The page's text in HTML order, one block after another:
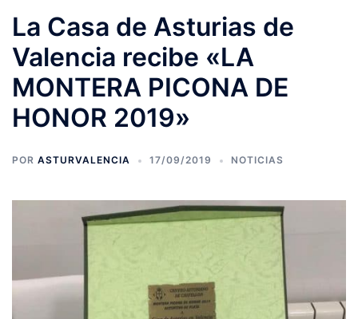
La Casa de Asturias de
Valencia recibe «LA
MONTERA PICONA DE
HONOR 2019»
POR ASTURVALENCIA 17/09/2019 NOTICIAS